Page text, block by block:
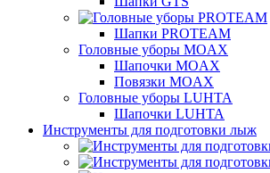
Шапки PROTEAM
Головные уборы MOAX
Шапочки MOAX
Повязки MOAX
Головные уборы LUHTA
Шапочки LUHTA
Инструменты для подготовки лыж